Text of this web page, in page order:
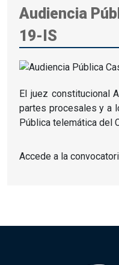
Audiencia
19-IS
El juez constitucional
partes procesales y a
Pública telemática del
Accede a la